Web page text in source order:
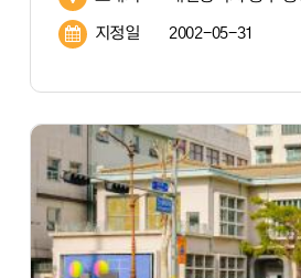
지정일 2002-05-31